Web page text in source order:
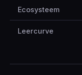
Ecosysteem
Leercurve